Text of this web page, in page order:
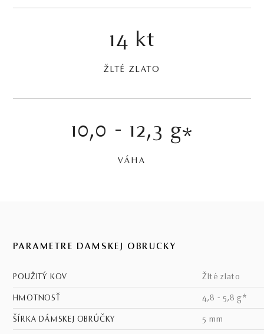
14 kt
ŽLTÉ ZLATO
10,0 - 12,3 g*
VÁHA
PARAMETRE DÁMSKEJ OBRÚČKY
POUŽITÝ KOV žlté zlato
HMOTNOSŤ 4,8 - 5,8 g*
ŠÍRKA DÁMSKEJ OBRÚČKY 5 mm